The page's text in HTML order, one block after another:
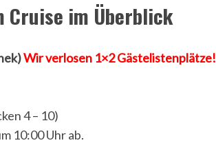
Cruise im Überblick
Wir verlosen 1×2 Gästelistenplätze!
4 – 10)
10:00 Uhr ab.